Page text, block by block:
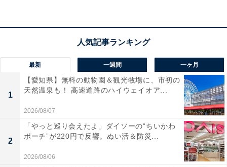
最新 一週間 一ヶ月
1
【愛知県】無料の動物園＆観光牧場に、市初の
天然温泉も！ 高速道路のハイウェイオア...
2026/08/07
2
「やっと巡り会えたよ」ダイソーの“ちいかわ
ポーチ”が220円で反響。ぬい活＆防災...
2026/08/06